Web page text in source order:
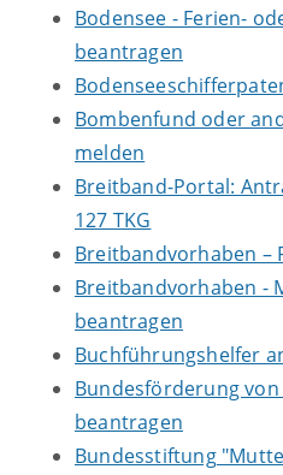
Bodensee - Ferien-
beantragen
Bombenfund oder
melden
Breitband-Portal:
127 TKG
Breitbandvorhaben –
Breitbandvorhaben -
beantragen
Buchführungshelfer
Bundesförderung
beantragen
Bundesstiftung